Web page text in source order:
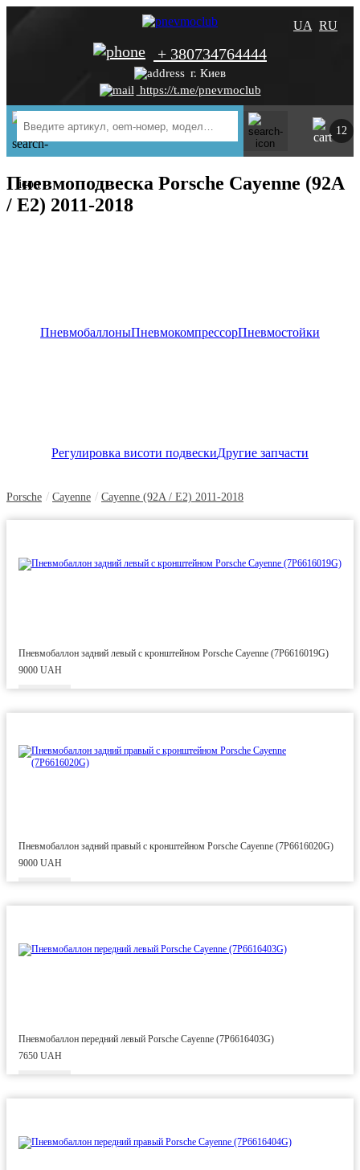
UA RU
+ 380734764444
г. Киев
https://t.me/pnevmoclub
12
Пневмоподвеска Porsche Cayenne (92A
/ E2) 2011-2018
ПневмобаллоныПневмокомпрессорПневмостойки
Регулировка висоти подвескиДругие запчасти
Porsche / Cayenne / Cayenne (92A / E2) 2011-2018
Пневмобаллон задний левый с кронштейном Porsche Cayenne (7P6616019G)
9000 UAH
Пневмобаллон задний правый с кронштейном Porsche Cayenne (7P6616020G)
9000 UAH
Пневмобаллон передний левый Porsche Cayenne (7P6616403G)
7650 UAH